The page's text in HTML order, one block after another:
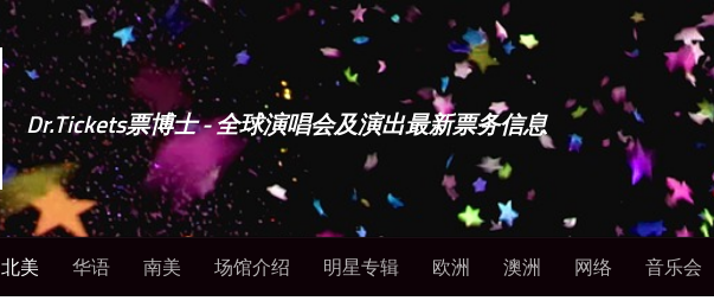
Dr.Tickets票博士 - 全球演唱会及演出最新票务信息
北美 华语 南美 场馆介绍 明星专辑 欧洲 澳洲 网络 音乐会